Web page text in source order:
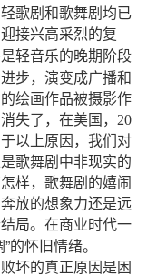
歌剧和歌舞剧均已
接兴高采烈的复
轻音乐的晚期阶段
步，演变成广播和
绘画作品被摄影作
失了，在美国， 20
以上原因，我们对
歌舞剧中非现实的
样，歌舞剧的嬉闹
放的想象力还是远
局。在商业时代一
”的怀旧情绪。
坏的真正原因是困